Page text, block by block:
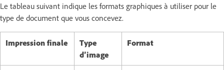
Le tableau suivant indique les formats graphiques à utiliser pour le
type de document que vous concevez.
Impression finale
Type
d’image
Format